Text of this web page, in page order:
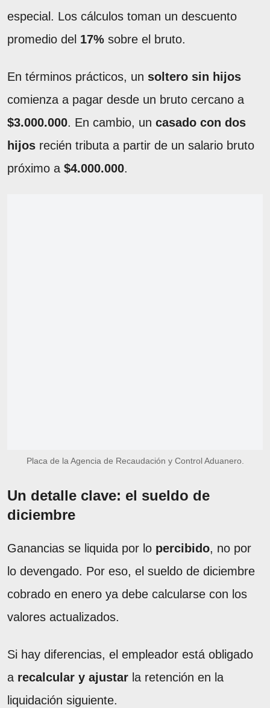
especial. Los cálculos toman un descuento
promedio del 17% sobre el bruto.
En términos prácticos, un soltero sin hijos
comienza a pagar desde un bruto cercano a
$3.000.000. En cambio, un casado con dos
hijos recién tributa a partir de un salario bruto
próximo a $4.000.000.
Placa de la Agencia de Recaudación y Control Aduanero.
Un detalle clave: el sueldo de
diciembre
Ganancias se liquida por lo percibido, no por
lo devengado. Por eso, el sueldo de diciembre
cobrado en enero ya debe calcularse con los
valores actualizados.
Si hay diferencias, el empleador está obligado
a recalcular y ajustar la retención en la
liquidación siguiente.